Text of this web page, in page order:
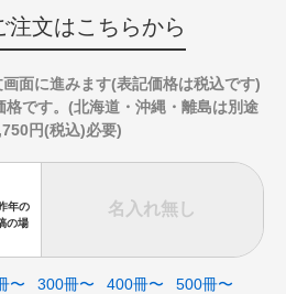
注文はこちらから
面に進みます(表記価格は税込です)
です。(北海道・沖縄・離島は別途
円(税込)必要)
年の
の場
名入れ無し
〜 300冊〜 400冊〜 500冊〜